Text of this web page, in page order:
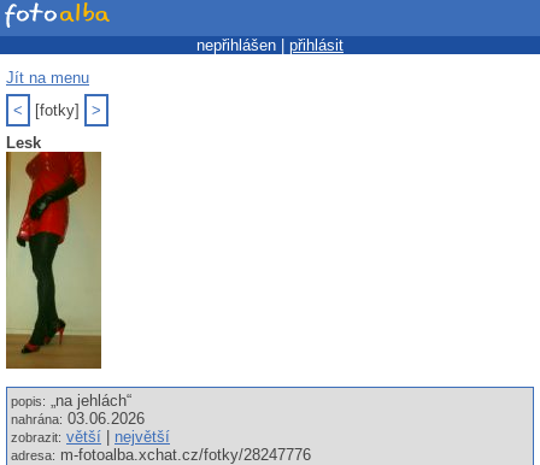
nepřihlášen | přihlásit
Jít na menu
<
[fotky]
>
Lesk
popis: „na jehlách“
nahrána: 03.06.2026
zobrazit: větší největší
adresa: m-fotoalba.xchat.cz/fotky/28247776